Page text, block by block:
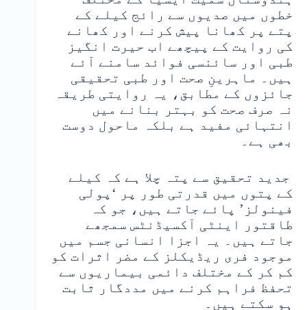
خطوں میں صدیوں سے رائج کیلے کے
پتے پر کھانا پیش کرنے اور کھانے
کی روایت کے پیچھے اب حیرت انگیز
طبی اور سائنسی فوائد سامنے آئے
ہیں۔ ماہرینِ صحت اور طبی تحقیقی
جائزوں کے مطابق، یہ روایتی طریقہ
نہ صرف صحت کو بہتر بنانے میں
انتہائی مفید ہے بلکہ ماحول دوست
بھی ہے۔
جدید تحقیق سے پتہ چلا ہے کہ کیلے
کے پتوں میں قدرتی طور پر ‘پولی
فینولز’ پائے جاتے ہیں، جو کہ
طاقتور اینٹی آکسیڈنٹس سمجھے
جاتے ہیں۔ یہ اجزا انسانی جسم میں
موجود فری ریڈیکلز کے مضر اثرات کو
کم کر کے مختلف دائمی بیماریوں سے
تحفظ فراہم کرنے میں مددگار ثابت
ہو سکتے ہیں۔